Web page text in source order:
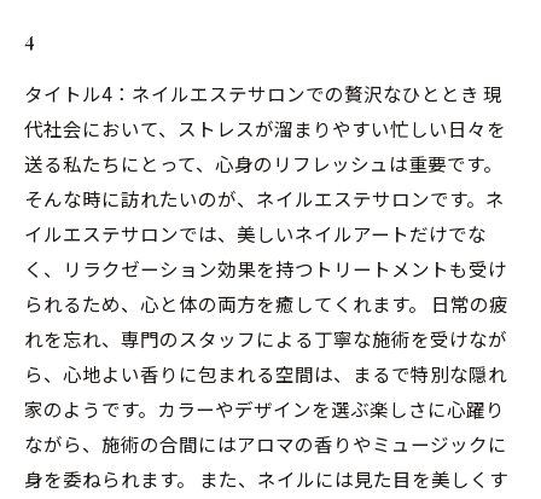
4
タイトル4：ネイルエステサロンでの贅沢なひととき 現
代社会において、ストレスが溜まりやすい忙しい日々を
送る私たちにとって、心身のリフレッシュは重要です。
そんな時に訪れたいのが、ネイルエステサロンです。ネ
イルエステサロンでは、美しいネイルアートだけでな
く、リラクゼーション効果を持つトリートメントも受け
られるため、心と体の両方を癒してくれます。 日常の疲
れを忘れ、専門のスタッフによる丁寧な施術を受けなが
ら、心地よい香りに包まれる空間は、まるで特別な隠れ
家のようです。カラーやデザインを選ぶ楽しさに心躍り
ながら、施術の合間にはアロマの香りやミュージックに
身を委ねられます。 また、ネイルには見た目を美しくす